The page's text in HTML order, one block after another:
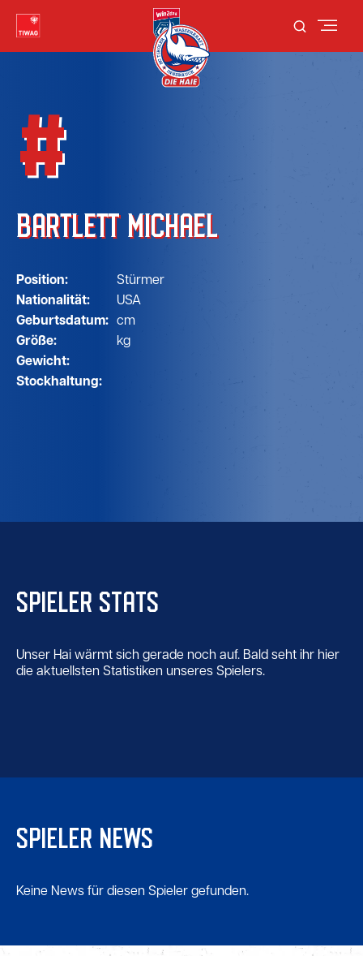
Position:
Nationalität:
Geburtsdatum:
Größe:
Gewicht:
Stockhaltung:
Stürmer
USA
cm
kg
#
BARTLETT MICHAEL
SPIELER STATS
Unser Hai wärmt sich gerade noch auf. Bald seht ihr hier
die aktuellsten Statistiken unseres Spielers.
SPIELER NEWS
Keine News für diesen Spieler gefunden.